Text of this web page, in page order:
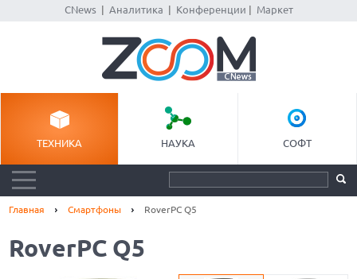
CNews| Аналитика Конференции Маркет
ТЕХНИКА НАУКА СОФТ
Главная Смартфоны RoverPC Q5
RoverPC Q5